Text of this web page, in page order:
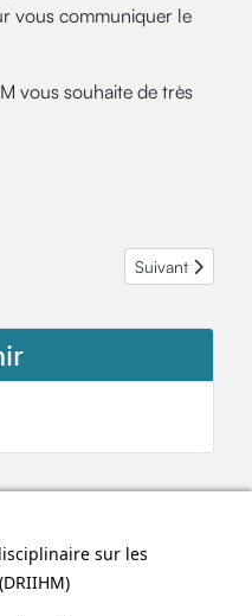
vous communiquer le
vous souhaite de très
Pays de BitcheArticle suivant :
Suivant
sur les
DRIIHM)